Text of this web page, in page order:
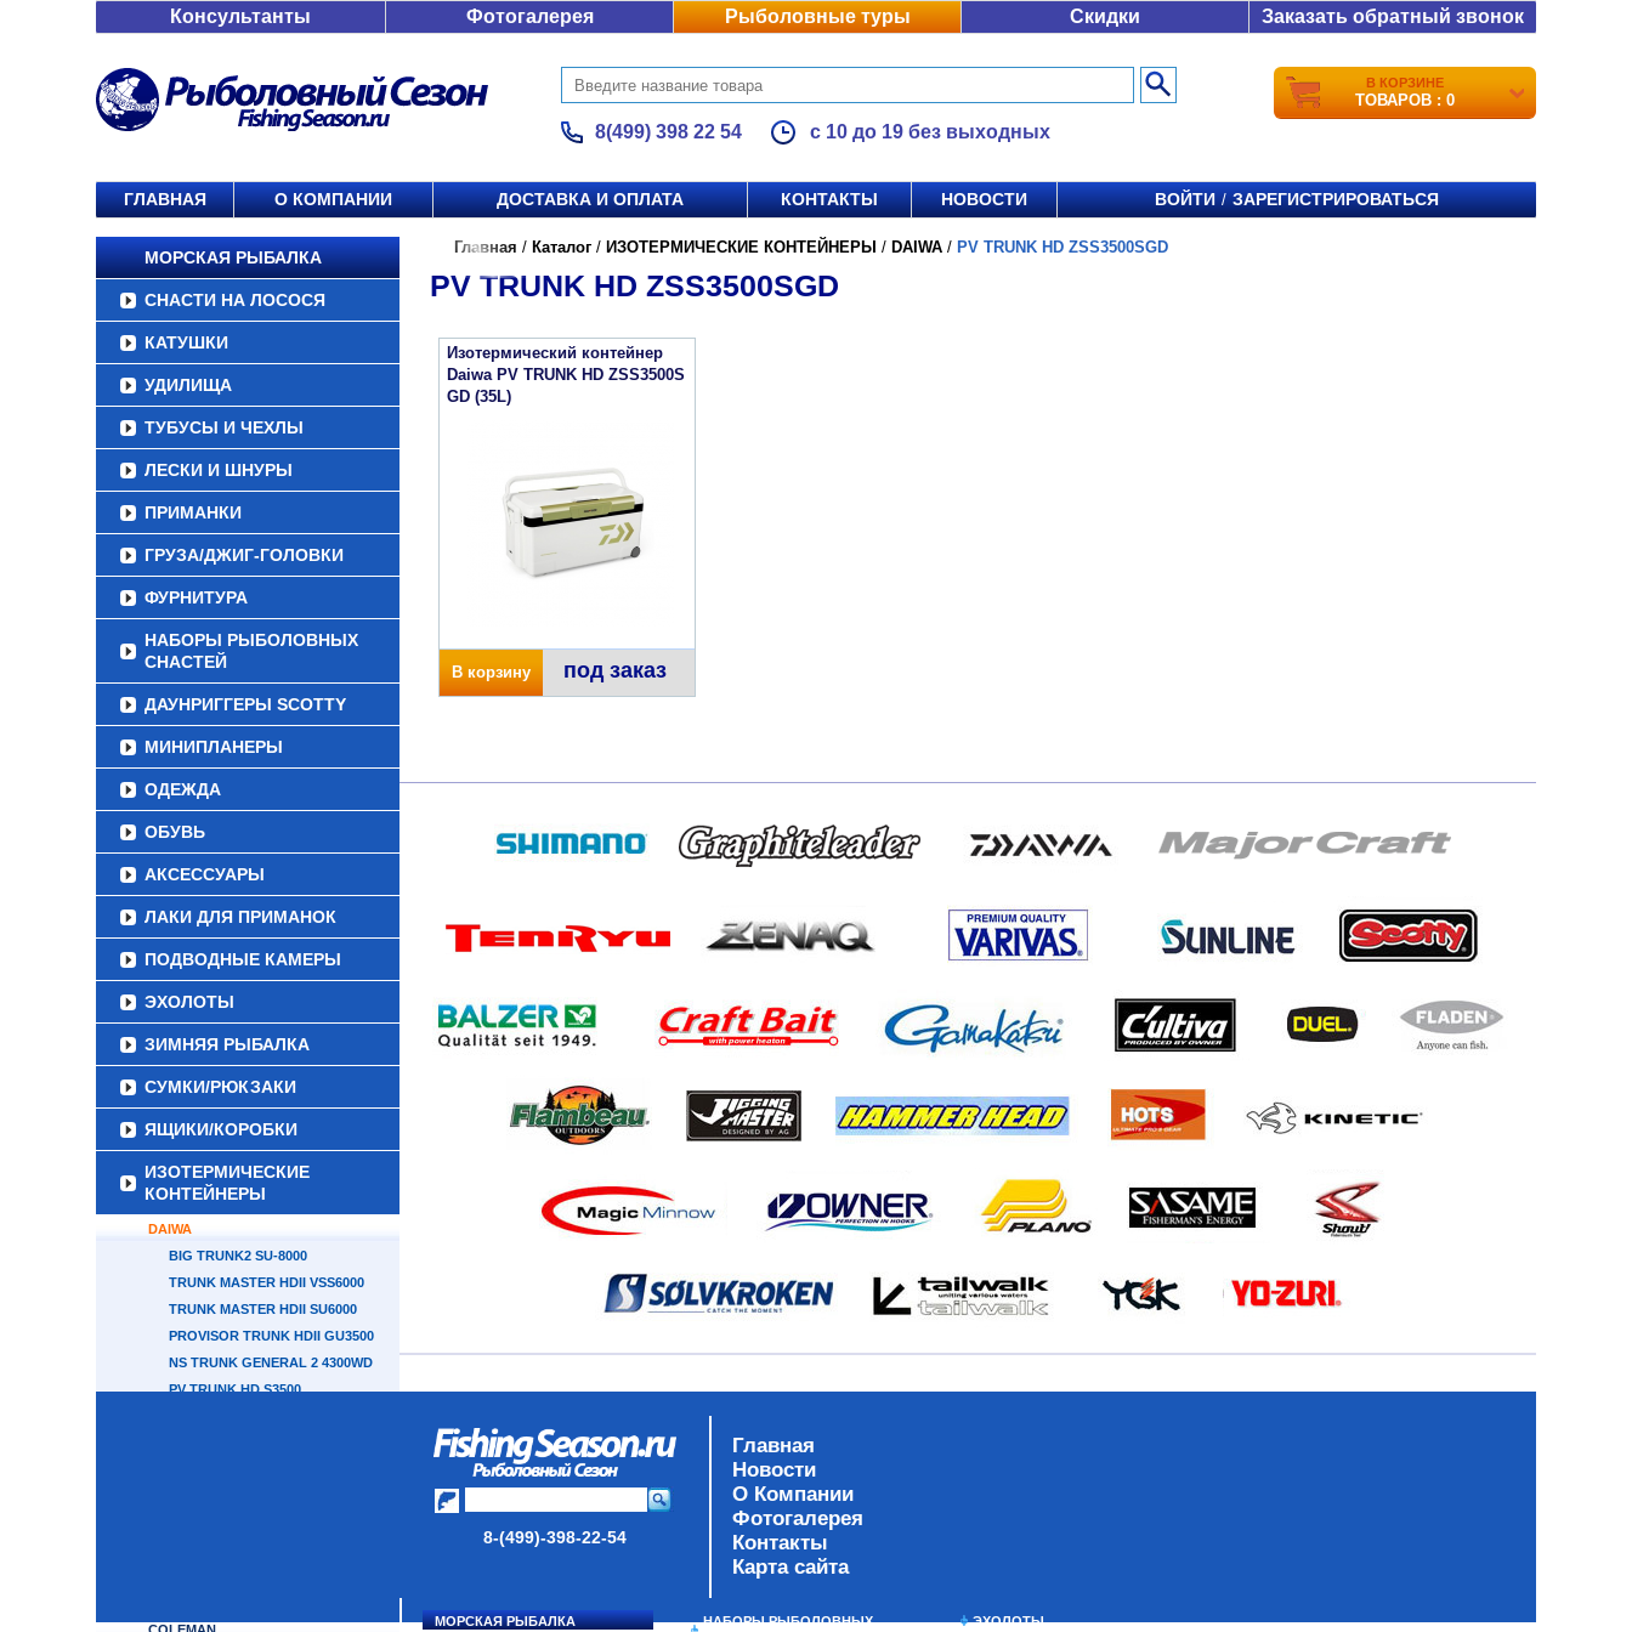
Консультанты Фотогалерея Рыболовные туры Скидки Заказать обратный звонок
8(499) 398 22 54 с 10 до 19 без выходных
В КОРЗИНЕ
ТОВАРОВ : 0
ГЛАВНАЯ О КОМПАНИИ ДОСТАВКА И ОПЛАТА КОНТАКТЫ НОВОСТИ ВОЙТИ / ЗАРЕГИСТРИРОВАТЬСЯ
МОРСКАЯ РЫБАЛКА
СНАСТИ НА ЛОСОСЯ
КАТУШКИ
УДИЛИЩА
ТУБУСЫ И ЧЕХЛЫ
ЛЕСКИ И ШНУРЫ
ПРИМАНКИ
ГРУЗА/ДЖИГ-ГОЛОВКИ
ФУРНИТУРА
НАБОРЫ РЫБОЛОВНЫХ
СНАСТЕЙ
ДАУНРИГГЕРЫ SCOTTY
МИНИПЛАНЕРЫ
ОДЕЖДА
ОБУВЬ
АКСЕССУАРЫ
ЛАКИ ДЛЯ ПРИМАНОК
ПОДВОДНЫЕ КАМЕРЫ
ЭХОЛОТЫ
ЗИМНЯЯ РЫБАЛКА
СУМКИ/РЮКЗАКИ
ЯЩИКИ/КОРОБКИ
ИЗОТЕРМИЧЕСКИЕ
КОНТЕЙНЕРЫ
DAIWA
BIG TRUNK2 SU-8000
TRUNK MASTER HDII VSS6000
TRUNK MASTER HDII SU6000
PROVISOR TRUNK HDII GU3500
NS TRUNK GENERAL 2 4300WD
PV TRUNK HD S3500
Главная / Каталог / ИЗОТЕРМИЧЕСКИЕ КОНТЕЙНЕРЫ / DAIWA / PV TRUNK HD ZSS3500SGD
PV TRUNK HD ZSS3500SGD
Изотермический контейнер
Daiwa PV TRUNK HD ZSS3500S
GD (35L)
В корзину под заказ
8-(499)-398-22-54
Главная
Новости
О Компании
Фотогалерея
Контакты
Карта сайта
МОРСКАЯ РЫБАЛКА НАБОРЫ РЫБОЛОВНЫХ ЭХОЛОТЫ